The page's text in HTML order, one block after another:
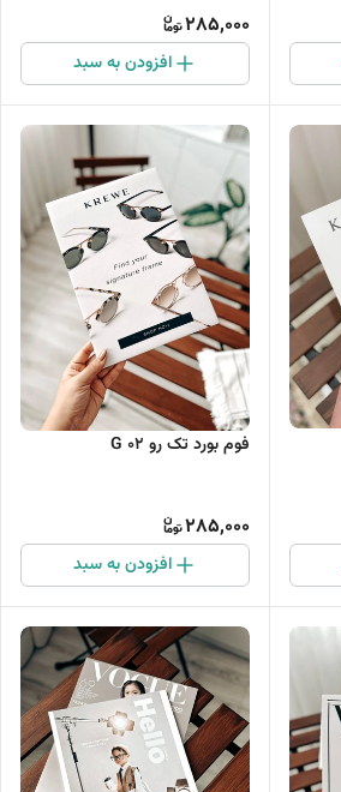
285,000
افزودن به سبد
فوم بورد تک رو G 02
285,000
افزودن به سبد